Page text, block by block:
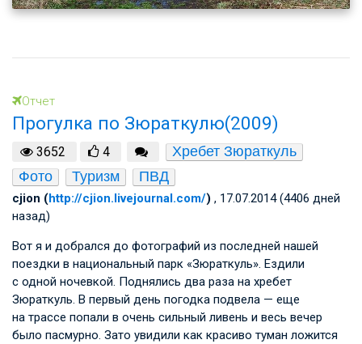
Отчет
Прогулка по Зюраткулю(2009)
3652 4
Хребет Зюраткуль
Фото
Туризм ПВД
cjion (http://cjion.livejournal.com/) , 17.07.2014 (4406 дней
назад)
Вот я и добрался до фотографий из последней нашей
поездки в национальный парк «Зюраткуль». Ездили
с одной ночевкой. Поднялись два раза на хребет
Зюраткуль. В первый день погодка подвела — еще
на трассе попали в очень сильный ливень и весь вечер
было пасмурно. Зато увидили как красиво туман ложится